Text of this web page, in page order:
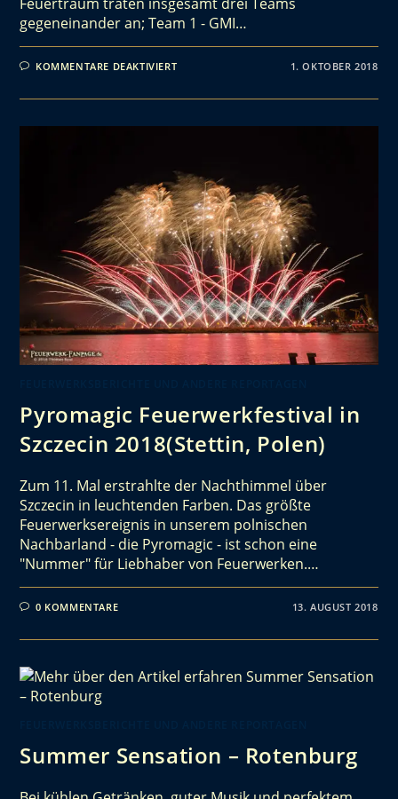
gegeneinander an; Team 1 - GMI…
KOMMENTARE DEAKTIVIERT 1. OKTOBER 2018
Pyromagic Feuerwerkfestival in
Szczecin 2018(Stettin, Polen)
Zum 11. Mal erstrahlte der Nachthimmel über
Szczecin in leuchtenden Farben. Das größte
Feuerwerksereignis in unserem polnischen
Nachbarland - die Pyromagic - ist schon eine
"Nummer" für Liebhaber von Feuerwerken.…
0 KOMMENTARE 13. AUGUST 2018
Summer Sensation – Rotenburg